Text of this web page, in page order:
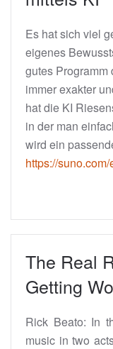
Es hat sich viel
eigenes
gutes Programm
immer exakter
hat die KI
in der man
wird ein
https://
The Real
Getting
Rick Beato: In
music in two